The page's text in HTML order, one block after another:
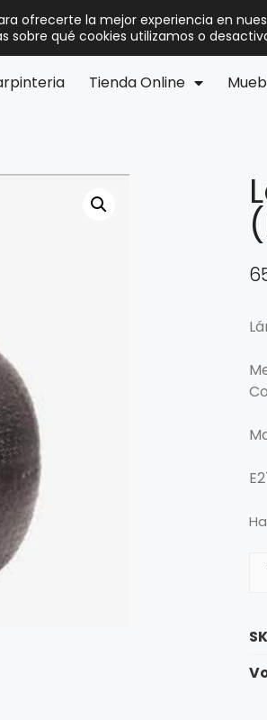
Tienda Online
ofrecerte la mejor experiencia en
sobre qué cookies utilizamos o